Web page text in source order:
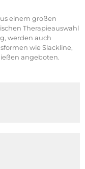
einem großen
Therapieauswahl
werden auch
wie Slackline,
angeboten.
Ihren Geist